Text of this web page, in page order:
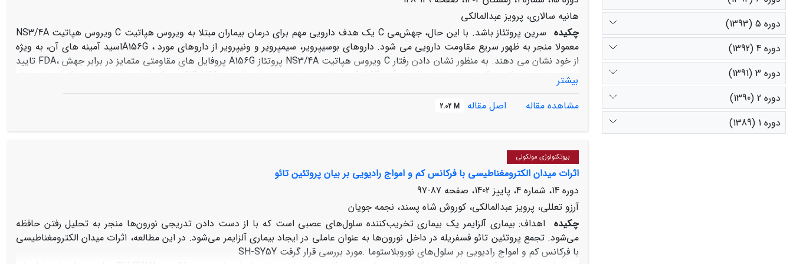
هانیه سالاری، پرویز عبدالمالکی
چکیده سرین پروتئاز NS3/4A ویروس هپاتیتC C میباشد. با این حال، جهش
اسید آمینه­ های آن، به ویژهA156G ، معمولا منجر به ظهور سریع مقاومت دارویی می ­شود. داروهای بوسیپرویر، سیمپرویر و ونیپرویر از داروهای مورد
FDA A156G NS3/4A ویروس هپاتیتC از خود نشان می­ دهند. به منظور نشان دادن رفتار
NS3/4A A156G
اتصال بر روی هر یک از داروها در میانکنش با پروتئازNS3/4A در هر دو حالت وحشی و جهش یافته انجام شد. محاسبات انرژی آزاد اتصال مبتنی بر
مکانیک مولکولی مساحت سطح پواسون-بولتزمن نشان داد که تمایلات اتصال هر یک از داروها در میانکنش با پروتئازNS3/4Aدر حالت وحشی تا
که در حضور هر یک از داروها در میانکنش با پروتئاز وحشی و جهش یافته حوضه ­های انرژی بیشتری در مقایسه با پروتئاز در حالت آزاد تشکیل می­
ارائه دهد.
بیشتر
مشاهده مقاله
اصل مقاله 2.02 M
بیوتکنولوژی مولکولی
اثرات میدان الکترومغناطیسی با فرکانس کم و امواج رادیویی بر بیان پروتئین تائو
دوره 14، شماره 4، پاییز 1402، صفحه
87-97
آرزو تعللی، پرویز عبدالمالکی، کوروش شاه پسند، نجمه جویان
چکیده
اهداف:بیماری آلزایمر یک بیماری تخریب‌کننده سلولهای عصبی است که با از دست دادن تدریجی نورون‌ها منجر به تحلیل رفتن حافظه
می‌شود. تجمع پروتئین تائو فسفریله در داخل نورونها به عنوان عاملی در ایجاد بیماری آلزایمر میشود. در این مطالعه، اثرات میدان الکترومغناطیسی
با فرکانس کم و امواج رادیویی بر سلول‌های نوروبلاستوما
SH-SY5Y
مورد بررسی قرار گرفت.
دوره 5 (1393)
دوره 4 (1392)
دوره 3 (1391)
دوره 2 (1390)
دوره 1 (1389)